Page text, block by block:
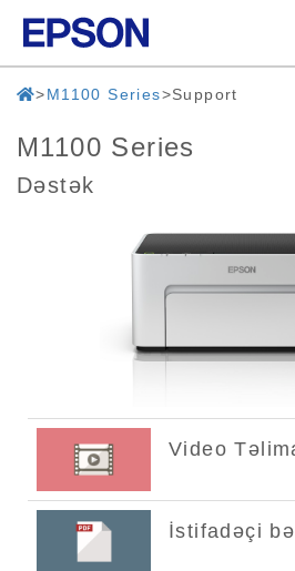
M1100 Series Support
M1100 Series
Dəstək